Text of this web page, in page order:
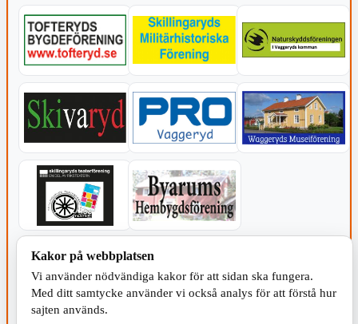
KOMMUNEN
Kakor på webbplatsen
Vi använder nödvändiga kakor för att sidan ska fungera.
Med ditt samtycke använder vi också analys för att förstå hur
sajten används.